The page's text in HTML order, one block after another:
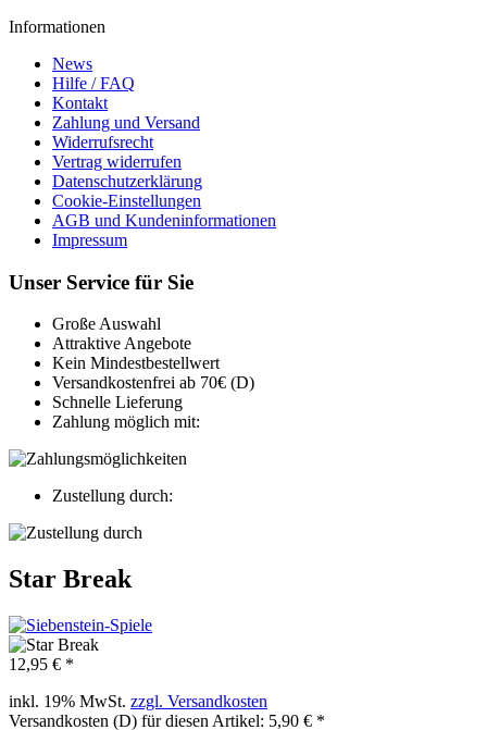
Informationen
News
Hilfe / FAQ
Kontakt
Zahlung und Versand
Widerrufsrecht
Vertrag widerrufen
Datenschutzerklärung
Cookie-Einstellungen
AGB und Kundeninformationen
Impressum
Unser Service für Sie
Große Auswahl
Attraktive Angebote
Kein Mindestbestellwert
Versandkostenfrei ab 70€ (D)
Schnelle Lieferung
Zahlung möglich mit:
Zustellung durch:
Star Break
12,95 € *
inkl. 19% MwSt. zzgl. Versandkosten
Versandkosten (D) für diesen Artikel: 5,90 € *